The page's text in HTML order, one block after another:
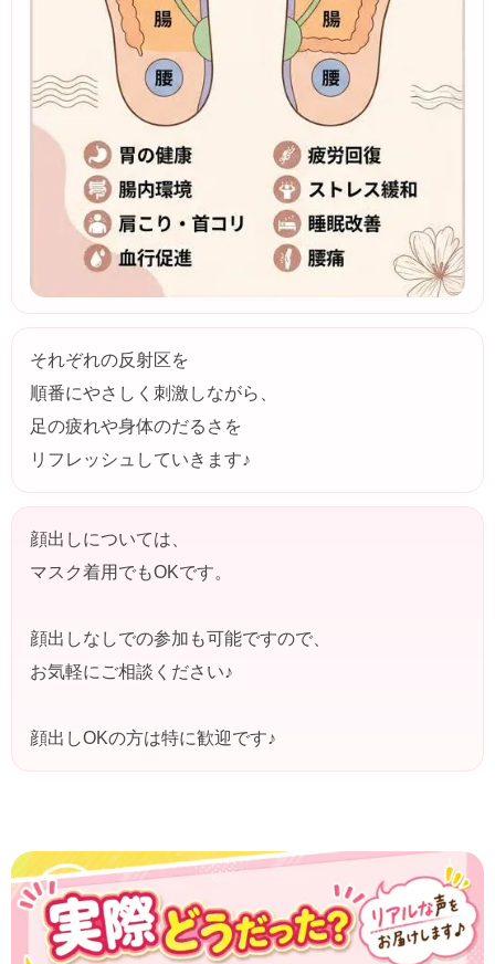
それぞれの反射区を
順番にやさしく刺激しながら、
足の疲れや身体のだるさを
リフレッシュしていきます♪
顔出しについては、
マスク着用でもOKです。
顔出しなしでの参加も可能ですので、
お気軽にご相談ください♪
顔出しOKの方は特に歓迎です♪